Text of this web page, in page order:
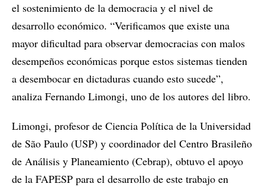
el sostenimiento de la democracia y el nivel de
desarrollo económico. “Verificamos que existe una
mayor dificultad para observar democracias con malos
desempeños económicas porque estos sistemas tienden
a desembocar en dictaduras cuando esto sucede”,
analiza Fernando Limongi, uno de los autores del libro.
Limongi, profesor de Ciencia Política de la Universidad
de São Paulo (USP) y coordinador del Centro Brasileño
de Análisis y Planeamiento (Cebrap), obtuvo el apoyo
de la FAPESP para el desarrollo de este trabajo en